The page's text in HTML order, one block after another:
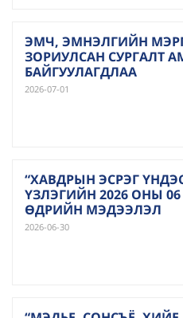
ЭМЧ, ЭМНЭЛГИЙН
ЗОРИУЛСАН СУРГАЛТ
БАЙГУУЛАГДЛАА
2026-07-01
“ХАВДРЫН ЭСРЭГ
ҮЗЛЭГИЙН 2026 ОНЫ
ӨДРИЙН МЭДЭЭЛЭЛ
2026-06-30